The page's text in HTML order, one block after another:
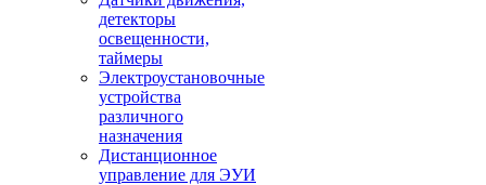
детекторы
освещенности,
таймеры
Электроустановочные
устройства
различного
назначения
Дистанционное
управление для ЭУИ